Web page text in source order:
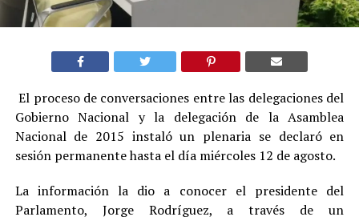
El proceso de conversaciones entre las delegaciones del
Gobierno Nacional y la delegación de la Asamblea
Nacional de 2015 instaló un plenaria se declaró en
sesión permanente hasta el día miércoles 12 de agosto.
La información la dio a conocer el presidente del
Parlamento, Jorge Rodríguez, a través de un